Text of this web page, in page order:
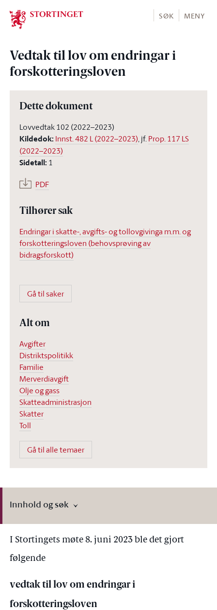
Stortinget.no
SØK MENY
Vedtak til lov om endringar i
forskotteringsloven
Dette dokument
Lovvedtak 102 (2022–2023)
Kildedok: Innst. 482 L (2022–2023), jf.Prop. 117 LS
(2022–2023)
Sidetall: 1
PDF
Tilhører sak
Endringar i skatte-, avgifts- og tollovgivinga m.m. og
forskotteringsloven (behovsprøving av
bidragsforskott)
Gå til saker
Alt om
Avgifter
Distriktspolitikk
Familie
Merverdiavgift
Olje og gass
Skatteadministrasjon
Skatter
Toll
Gå til alle temaer
Innhold og søk
I Stortingets møte 8. juni 2023 ble det gjort
følgende
vedtak til lov om endringar i
forskotteringsloven